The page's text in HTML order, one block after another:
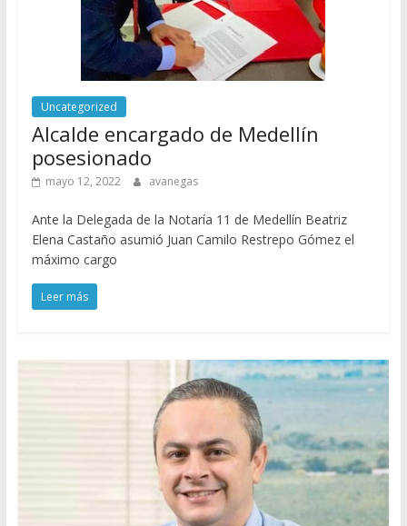
Uncategorized
Alcalde encargado de Medellín
posesionado
mayo 12, 2022 avanegas
Ante la Delegada de la Notaría 11 de Medellín Beatriz
Elena Castaño asumió Juan Camilo Restrepo Gómez el
máximo cargo
Leer más